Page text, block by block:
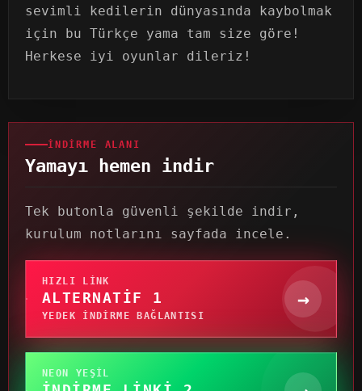
sevimli kedilerin dünyasında kaybolmak
için bu Türkçe yama tam size göre!
Herkese iyi oyunlar dileriz!
İNDIRME ALANI
Yamayı hemen indir
Tek butonla güvenli şekilde indir,
kurulum notlarını sayfada incele.
HIZLI LINK
ALTERNATIF 1
YEDEK INDIRME BAĞLANTISI
→
NEON YEŞIL